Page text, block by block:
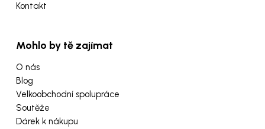
Kontakt
Mohlo by tě zajímat
O nás
Blog
Velkoobchodní spolupráce
Soutěže
Dárek k nákupu